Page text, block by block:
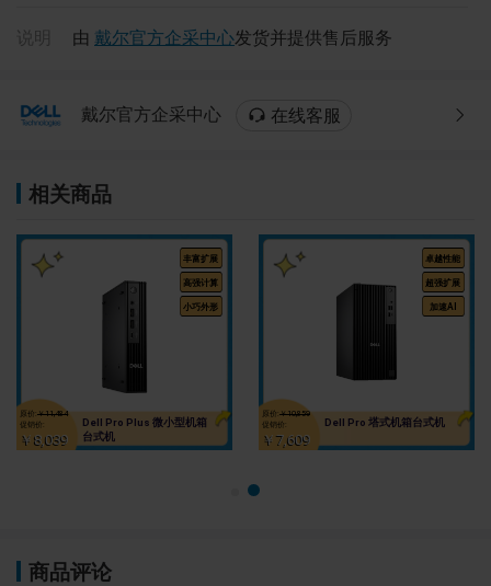
说明 由 戴尔官方企采中心发货并提供售后服务
戴尔官方企采中心 在线客服
相关商品
Dell Pro Plus 微小型机箱
台式机
原价: ￥11,484
促销价:
￥8,039
丰富扩展
高强计算
小巧外形
Dell Pro 塔式机箱台式机
原价: ￥10,859
促销价:
￥7,609
卓越性能
超强扩展
加速AI
商品评论